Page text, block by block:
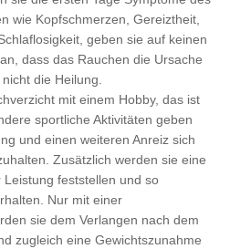
wie Kopfschmerzen, Gereiztheit,
geben sie auf keinen
dass das Rauchen die Ursache
die Heilung.
mit einem Hobby, das ist
sportliche Aktivitäten geben
und einen weiteren Anreiz sich
Zusätzlich werden sie eine
feststellen und so
Nur mit einer
sie dem Verlangen nach dem
zugleich eine Gewichtszunahme